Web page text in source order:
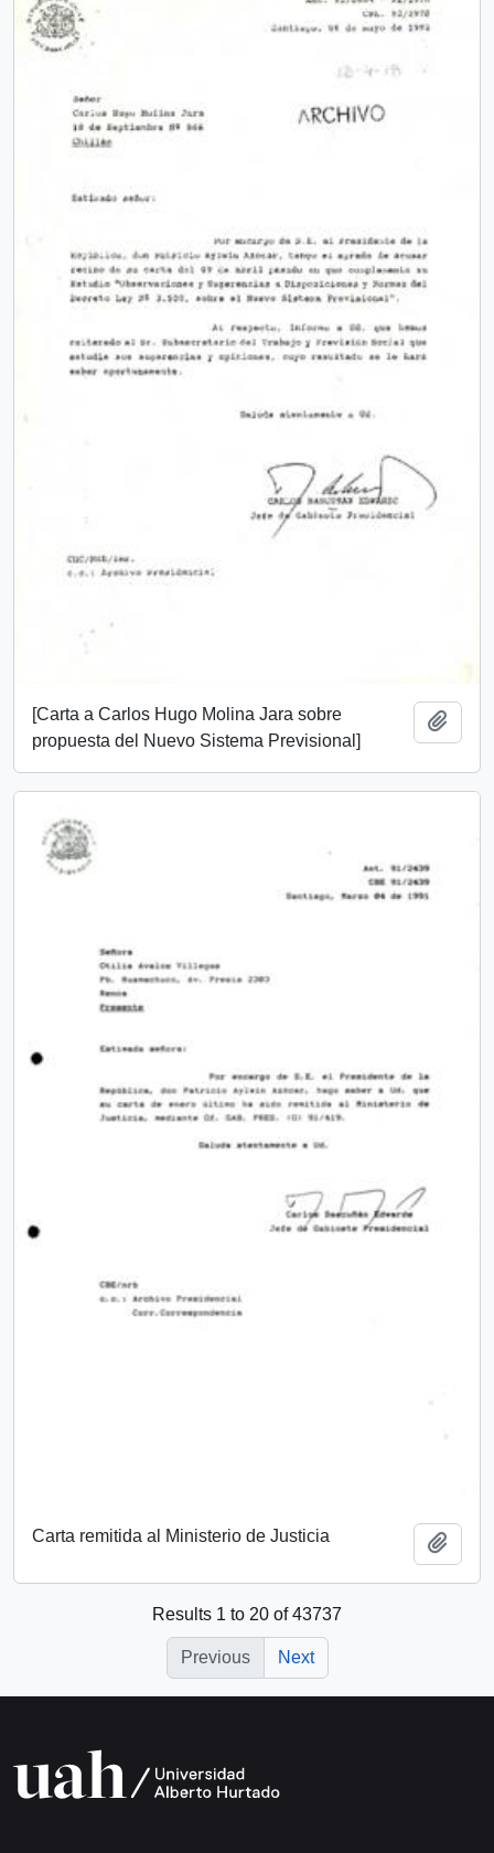
[Carta a Carlos Hugo Molina Jara sobre
propuesta del Nuevo Sistema Previsional]
Carta remitida al Ministerio de Justicia
Results 1 to 20 of 43737
Previous Next